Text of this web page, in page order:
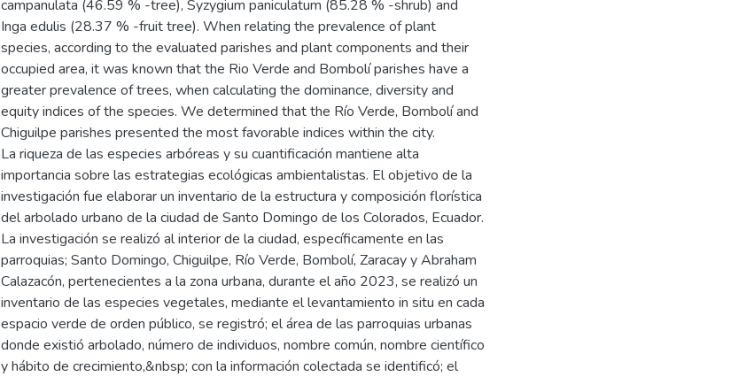
campanulata (46.59 % -tree), Syzygium paniculatum (85.28 % -shrub) and
Inga edulis (28.37 % -fruit tree). When relating the prevalence of plant
species, according to the evaluated parishes and plant components and their
occupied area, it was known that the Rio Verde and Bombolí parishes have a
greater prevalence of trees, when calculating the dominance, diversity and
equity indices of the species. We determined that the Río Verde, Bombolí and
Chiguilpe parishes presented the most favorable indices within the city.
La riqueza de las especies arbóreas y su cuantificación mantiene alta
importancia sobre las estrategias ecológicas ambientalistas. El objetivo de la
investigación fue elaborar un inventario de la estructura y composición florística
del arbolado urbano de la ciudad de Santo Domingo de los Colorados, Ecuador.
La investigación se realizó al interior de la ciudad, específicamente en las
parroquias; Santo Domingo, Chiguilpe, Río Verde, Bombolí, Zaracay y Abraham
Calazacón, pertenecientes a la zona urbana, durante el año 2023, se realizó un
inventario de las especies vegetales, mediante el levantamiento in situ en cada
espacio verde de orden público, se registró; el área de las parroquias urbanas
donde existió arbolado, número de individuos, nombre común, nombre científico
y hábito de crecimiento,&nbsp; con la información colectada se identificó; el